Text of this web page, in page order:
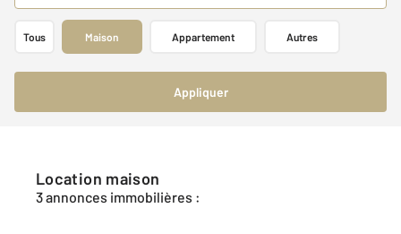
Tous Maison Appartement Autres
Appliquer
Location maison
3 annonces immobilières :